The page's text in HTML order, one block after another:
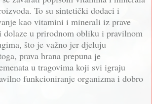
To su sintetički dodaci i
kao vitamini i minerali iz prave
dolaze u prirodnom obliku i pravilnom
što je važno jer djeluju
prava hrana prepuna je
u tragovima koji svi igraju
funkcioniranje organizma i dobro